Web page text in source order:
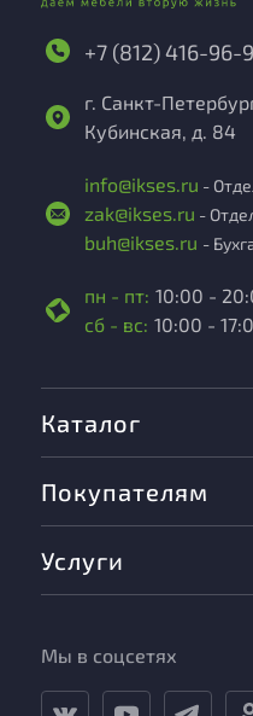
+7 (812) 416-96-
г. Санкт-
Кубинская, д. 84
info@ikses.ru -
zak@ikses.ru -
buh@ikses.ru -
пн - пт: 10:00 -
сб - вс: 10:00 -
Каталог
Покупателям
Услуги
Мы в соцсетях